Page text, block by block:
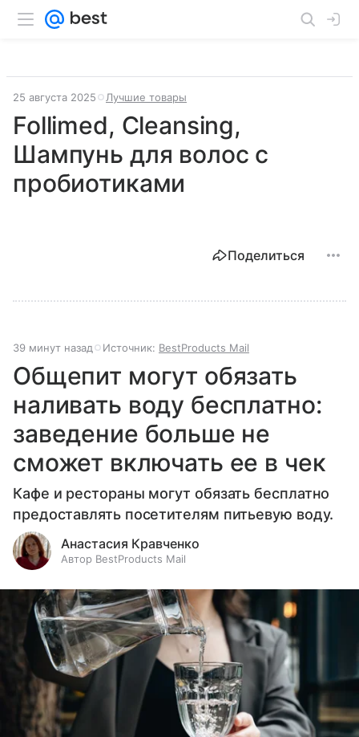
25 августа 2025 Лучшие товары
Follimed, Cleansing,
Шампунь для волос с
пробиотиками
Поделиться
39 минут назад Источник: BestProducts Mail
Общепит могут обязать
наливать воду бесплатно:
заведение больше не
сможет включать ее в чек
Кафе и рестораны могут обязать бесплатно
предоставлять посетителям питьевую воду.
Анастасия Кравченко
Автор BestProducts Mail